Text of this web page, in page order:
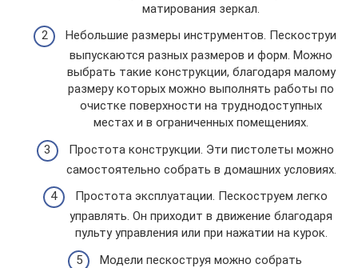
матирования зеркал.
Небольшие размеры инструментов. Пескоструи
выпускаются разных размеров и форм. Можно
выбрать такие конструкции, благодаря малому
размеру которых можно выполнять работы по
очистке поверхности на труднодоступных
местах и в ограниченных помещениях.
Простота конструкции. Эти пистолеты можно
самостоятельно собрать в домашних условиях.
Простота эксплуатации. Пескоструем легко
управлять. Он приходит в движение благодаря
пульту управления или при нажатии на курок.
Модели пескоструя можно собрать